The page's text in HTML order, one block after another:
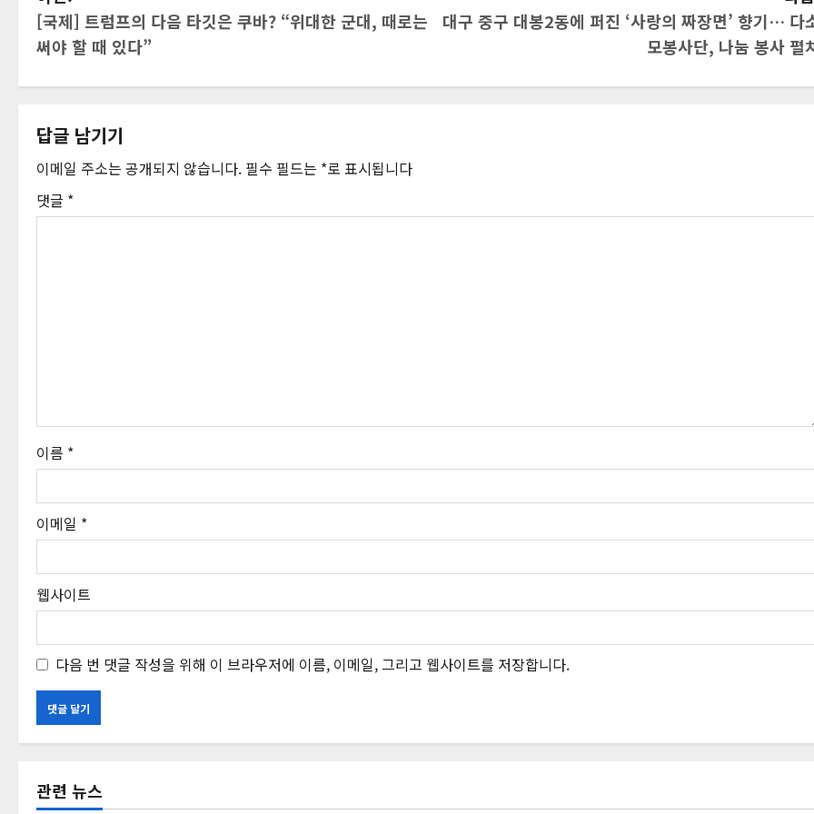
시
물
비
게
이
[국제] 트럼프의 다음 타깃은 쿠바? “위대한 군대, 때로는
써야 할 때 있다”
대구 중구 대봉2동에 퍼진 ‘사랑의 짜장면’ 향기… 다
모봉사단, 나눔 봉사 펼
답글 남기기
이메일 주소는 공개되지 않습니다. 필수 필드는 *로 표시됩니다
댓글 *
이름 *
이메일 *
웹사이트
다음 번 댓글 작성을 위해 이 브라우저에 이름, 이메일, 그리고 웹사이트를 저장합니다.
관련 뉴스